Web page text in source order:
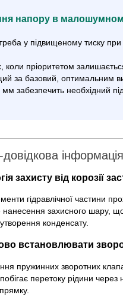
напору в
у підвищеному тиску при
коли пріоритетом
за базовий, оптимальним
забезпечить необхідний
захисту від корозії
гідравлічної частини
нанесення захисного шару,
конденсату.
встановлювати
пружинних зворотних
перетоку рідини